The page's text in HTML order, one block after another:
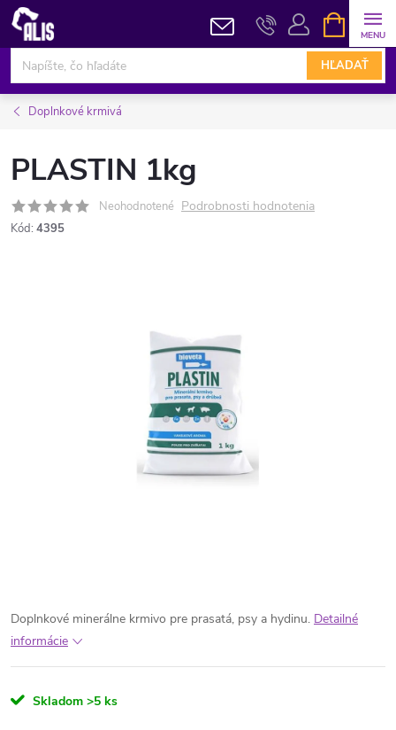
Prejsť
obsah
HĽADAŤ
KOŠÍK
Doplnkové krmivá
PLASTIN 1kg
Neohodnotené Podrobnosti hodnotenia
Kód: 4395
Doplnkové minerálne krmivo pre prasatá, psy a hydinu. Detailné
informácie
Skladom >5 ks